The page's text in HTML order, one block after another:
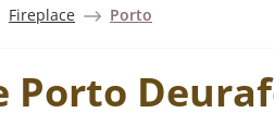
Fireplace Porto
Porto